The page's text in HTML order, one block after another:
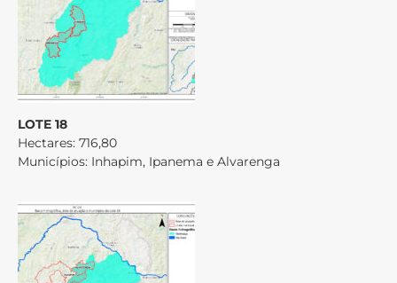
LOTE 18
Hectares: 716,80
Municípios: Inhapim, Ipanema e Alvarenga